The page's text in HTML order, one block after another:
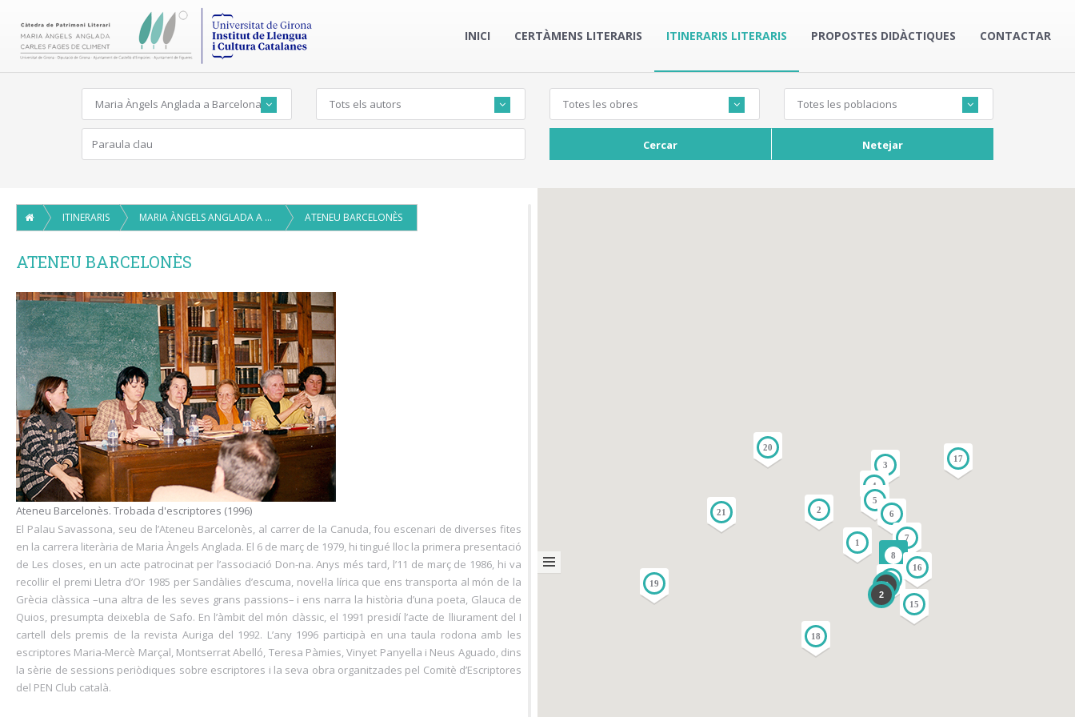
INICI CERTÀMENS LITERARIS ITINERARIS LITERARIS PROPOSTES DIDÀCTIQUES CONTACTAR
Maria Àngels Anglada a Barcelona Tots els autors Totes les obres Totes les poblacions
Cercar Netejar
1
2
3
4
5
6
7
8
14
15
16
17
18
19
20
21
3
2
ITINERARIS MARIA ÀNGELS ANGLADA A BARCELONA ATENEU BARCELONÈS
ATENEU BARCELONÈS
Ateneu Barcelonès. Trobada d'escriptores (1996)
El Palau Savassona, seu de l’Ateneu Barcelonès, al carrer de la Canuda, fou escenari de diverses fites
en la carrera literària de Maria Àngels Anglada. El 6 de març de 1979, hi tingué lloc la primera presentació
de Les closes, en un acte patrocinat per l’associació Don-na. Anys més tard, l’11 de març de 1986, hi va
recollir el premi Lletra d’Or 1985 per Sandàlies d’escuma, novel·la lírica que ens transporta al món de la
Grècia clàssica –una altra de les seves grans passions– i ens narra la història d’una poeta, Glauca de
Quios, presumpta deixebla de Safo. En l’àmbit del món clàssic, el 1991 presidí l’acte de lliurament del I
cartell dels premis de la revista Auriga del 1992. L’any 1996 participà en una taula rodona amb les
escriptores Maria-Mercè Marçal, Montserrat Abelló, Teresa Pàmies, Vinyet Panyella i Neus Aguado, dins
la sèrie de sessions periòdiques sobre escriptores i la seva obra organitzades pel Comitè d’Escriptores
del PEN Club català.